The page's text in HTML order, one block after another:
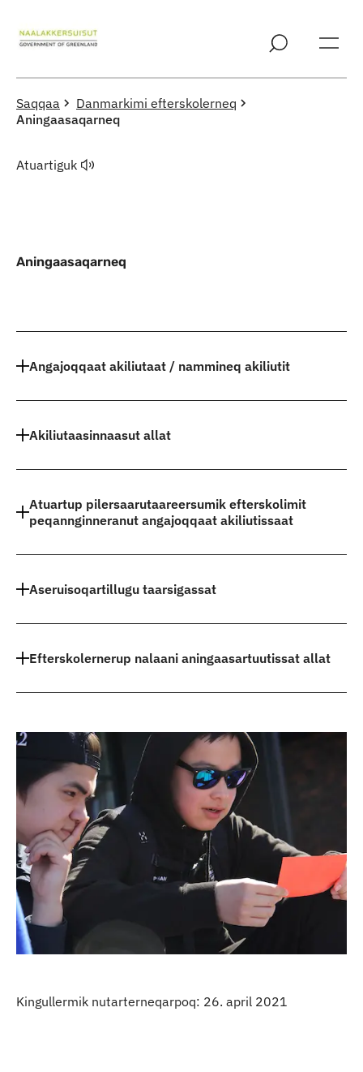
Saqqaa
Danmarkimi efterskolerneq
Aningaasaqarneq
Atuartiguk
Aningaasaqarneq
Angajoqqaat akiliutaat / nammineq akiliutit
Akiliutaasinnaasut allat
Atuartup pilersaarutaareersumik efterskolimit
peqannginneranut angajoqqaat akiliutissaat
Aseruisoqartillugu taarsigassat
Efterskolernerup nalaani aningaasartuutissat allat
Kingullermik nutarterneqarpoq: 26. april 2021